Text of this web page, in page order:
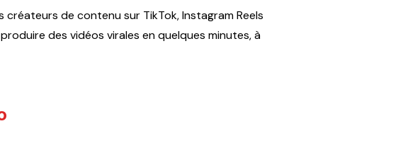
de contenu sur TikTok, Instagram Reels
des vidéos virales en quelques minutes, à